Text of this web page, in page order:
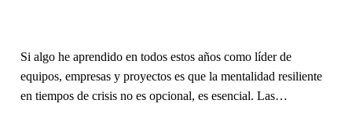
Si algo he aprendido en todos estos años como líder de
equipos, empresas y proyectos es que la mentalidad resiliente
en tiempos de crisis no es opcional, es esencial. Las…